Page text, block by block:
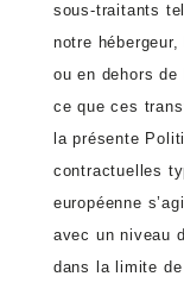
sous-traitants
notre
ou en dehors de
ce que ces
la présente
contractuelles
européenne
avec un niveau
dans la limite